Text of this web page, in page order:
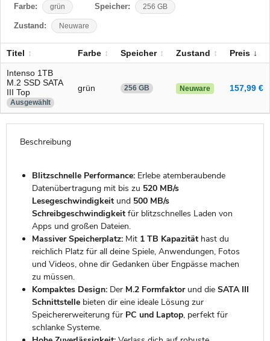
Farbe: grün Speicher: 256 GB
Zustand: Neuware
Titel Farbe Speicher Zustand Preis
Intenso 1TB
M.2 SSD SATA
III Top
Ausgewählt
grün 256 GB Neuware 157,99 €
Beschreibung
Blitzschnelle Performance:Erlebe atemberaubende
Datenübertragung mit bis zu 520 MB/s
Lesegeschwindigkeitund 500 MB/s
Schreibgeschwindigkeitfür blitzschnelles Laden von
Apps und großen Dateien.
Massiver Speicherplatz:Mit 1 TB Kapazitäthast du
reichlich Platz für all deine Spiele, Anwendungen, Fotos
und Videos, ohne dir Gedanken über Engpässe machen
zu müssen.
Kompaktes Design:Der M.2 Formfaktorund die SATA III
Schnittstellebieten dir eine ideale Lösung zur
Speichererweiterung für PC und Laptop, perfekt für
schlanke Systeme.